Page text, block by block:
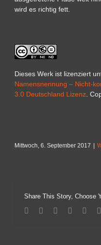
wird es richtig fett.
Dieses Werk ist lizenziert
Namensnennung – Nicht-
3.0 Deutschland Lizenz .
Mittwoch, 6. September 2017
Share This Story, Choose
Facebook
TwitterLinkedin
Reddit